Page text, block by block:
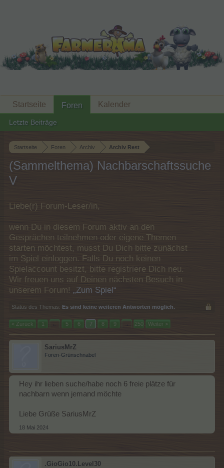
Startseite Foren Archiv Archiv Rest
(Sammelthema) Nachbarschaftssuche
V
Liebe(r) Forum-Leser/in,
wenn Du in diesem Forum aktiv an den
Gesprächen teilnehmen oder eigene Themen
starten möchtest, musst Du Dich bitte zunächst
im Spiel einloggen. Falls Du noch keinen
Spielaccount besitzt, bitte registriere Dich neu.
Wir freuen uns auf Deinen nächsten Besuch in
unserem Forum! „Zum Spiel“
Status des Themas: Es sind keine weiteren Antworten möglich.
< Zurück 1 ← 5 6 7 8 9 → 250 Weiter >
SariusMrZ
Foren-Grünschnabel
Hey ihr lieben suche/habe noch 6 freie plätze für
nachbarn wenn jemand möchte
Liebe Grüße SariusMrZ
18 Mai 2024
.GioGio10.Level30
Startseite Foren
Letzte Beiträge
Kalender